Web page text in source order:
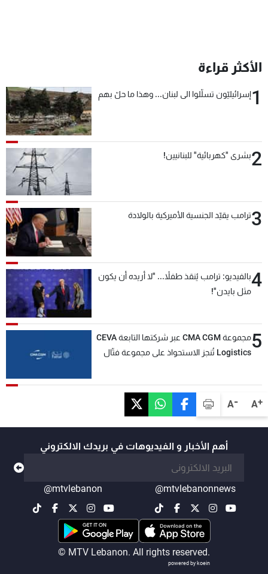
A+
A-
الأكثر قراءة
1إسرائيليّون تسلّلوا الى لبنان... وهذا ما حلّ بهم
2بشرى "كهربائية" للبنانيين!
3ترامب يقيّد الجنسية الأميركية بالولادة
4بالفيديو: ترامب يُنقذ طفلاً... "لا أريده أن يكون
مثل بايدن"!
5
مجموعة CMA CGM عبر شركتها التابعة CEVA
Logistics تُنجز الاستحواذ على مجموعة فتّال
أهم الأخبار و الفيديوهات في بريدك الالكتروني
@mtvlebanonnews
@mtvlebanon
© MTV Lebanon. All rights reserved.
powered by koein